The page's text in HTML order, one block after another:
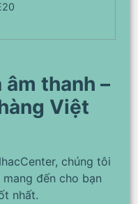
âm thanh –
Việt
chúng tôi
đến cho bạn
nhất.